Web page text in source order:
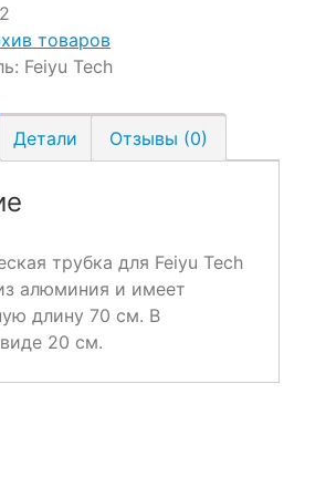
товаров
Feiyu Tech
Детали Отзывы (0)
трубка для Feiyu Tech
алюминия и имеет
длину 70 см. В
20 см.